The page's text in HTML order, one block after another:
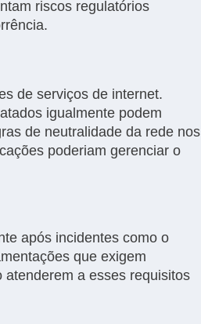
riscos regulatórios
de serviços de internet.
igualmente podem
de neutralidade da rede nos
poderiam gerenciar o
após incidentes como o
que exigem
a esses requisitos